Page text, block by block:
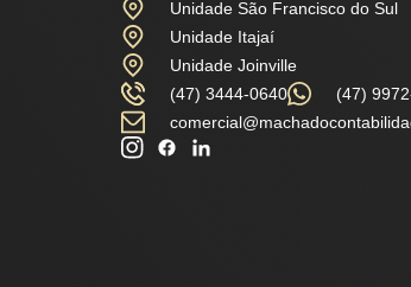
Unidade São Francisco do Sul
Unidade Itajaí
Unidade Joinville
(47) 3444-0640
(47)